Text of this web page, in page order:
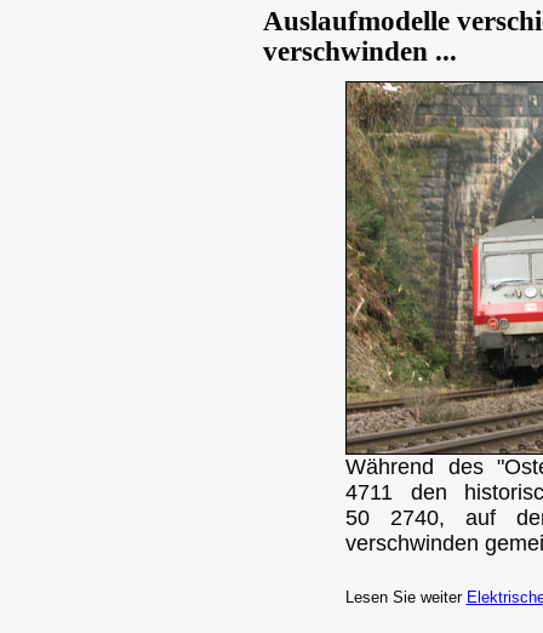
Auslaufmodelle
verschwinden ...
Während des
4711 den
50 2740, auf
verschwinden
Lesen Sie weiter